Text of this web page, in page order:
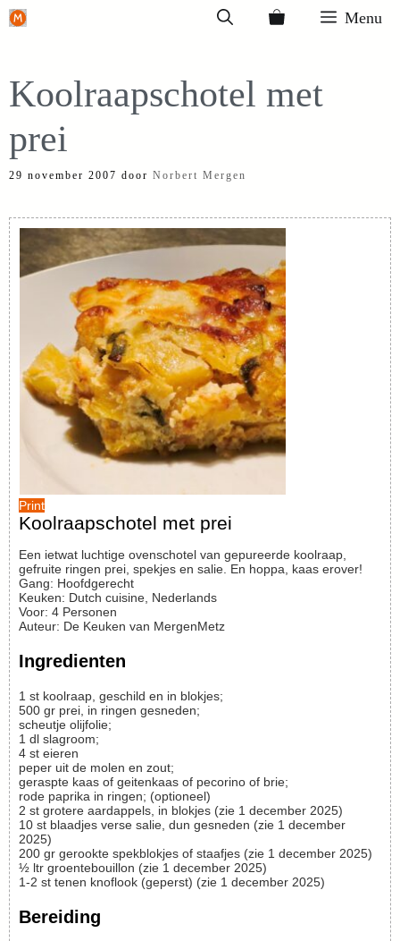
Ga
inhoud
Menu
Koolraapschotel met
prei
29 november 2007 door Norbert Mergen
Print
Koolraapschotel met prei
Een ietwat luchtige ovenschotel van gepureerde koolraap,
gefruite ringen prei, spekjes en salie. En hoppa, kaas erover!
Gang: Hoofdgerecht
Keuken: Dutch cuisine, Nederlands
Voor: 4 Personen
Auteur: De Keuken van MergenMetz
Ingredienten
1 st koolraap, geschild en in blokjes;
500 gr prei, in ringen gesneden;
scheutje olijfolie;
1 dl slagroom;
4 st eieren
peper uit de molen en zout;
geraspte kaas of geitenkaas of pecorino of brie;
rode paprika in ringen; (optioneel)
2 st grotere aardappels, in blokjes (zie 1 december 2025)
10 st blaadjes verse salie, dun gesneden (zie 1 december
2025)
200 gr gerookte spekblokjes of staafjes (zie 1 december 2025)
½ ltr groentebouillon (zie 1 december 2025)
1-2 st tenen knoflook (geperst) (zie 1 december 2025)
Bereiding